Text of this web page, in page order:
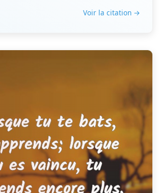
Voir la citation →